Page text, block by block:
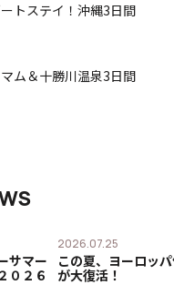
トステイ！沖縄3日間
ム＆十勝川温泉3日間
サマー
０２６
2026.07.25
この夏、ヨーロッ
が大復活！